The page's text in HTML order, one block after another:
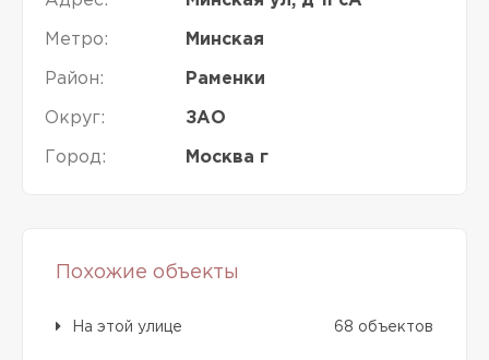
Метро: Минская
Район: Раменки
Округ: ЗАО
Город: Москва г
Похожие объекты
На этой улице 68 объектов